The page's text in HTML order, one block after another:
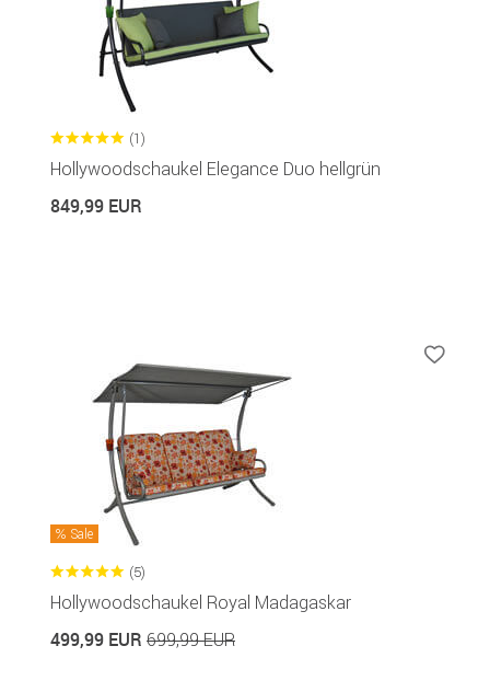
(1)
Hollywoodschaukel Elegance Duo hellgrün
849,99 EUR
Sale
(5)
Hollywoodschaukel Royal Madagaskar
499,99 EUR 699,99 EUR